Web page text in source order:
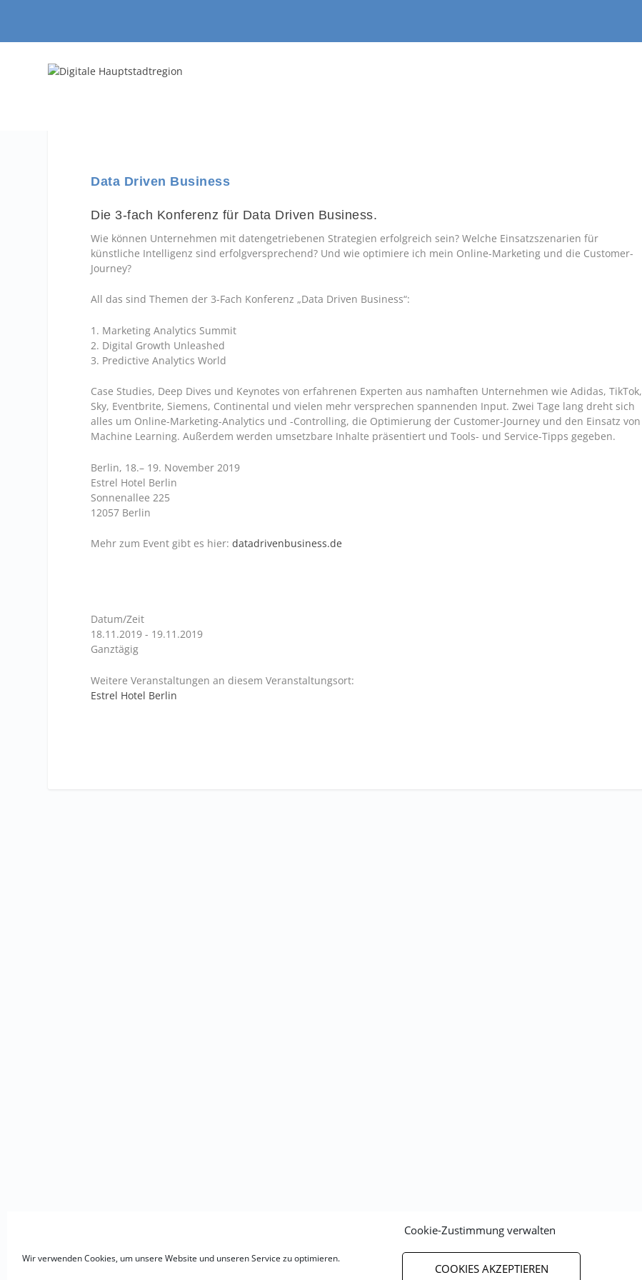
Cookie-Zustimmung verwalten
Wir verwenden Cookies, um unsere Website und unseren Service zu optimieren.
COOKIES AKZEPTIEREN
Data Driven Business
Die 3-fach Konferenz für Data Driven Business.
Wie können Unternehmen mit datengetriebenen Strategien erfolgreich sein? Welche Einsatzszenarien für
künstliche Intelligenz sind erfolgversprechend? Und wie optimiere ich mein Online-Marketing und die Customer-
Journey?
All das sind Themen der 3-Fach Konferenz „Data Driven Business“:
1. Marketing Analytics Summit
2. Digital Growth Unleashed
3. Predictive Analytics World
Case Studies, Deep Dives und Keynotes von erfahrenen Experten aus namhaften Unternehmen wie Adidas, TikTok,
Sky, Eventbrite, Siemens, Continental und vielen mehr versprechen spannenden Input. Zwei Tage lang dreht sich
alles um Online-Marketing-Analytics und -Controlling, die Optimierung der Customer-Journey und den Einsatz von
Machine Learning. Außerdem werden umsetzbare Inhalte präsentiert und Tools- und Service-Tipps gegeben.
Berlin, 18.– 19. November 2019
Estrel Hotel Berlin
Sonnenallee 225
12057 Berlin
Mehr zum Event gibt es hier:datadrivenbusiness.de
Datum/Zeit
18.11.2019 - 19.11.2019
Ganztägig
Weitere Veranstaltungen an diesem Veranstaltungsort:
Estrel Hotel Berlin